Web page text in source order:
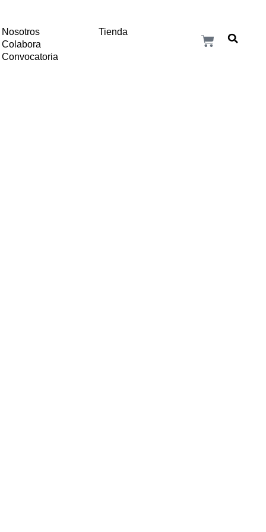
Nosotros
Colabora
Convocatoria
Tienda